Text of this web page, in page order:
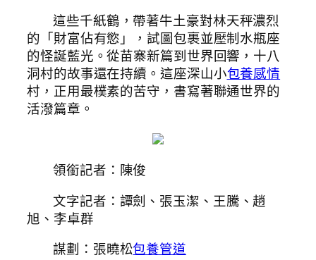
這些千紙鶴，帶著牛土豪對林天秤濃烈
的「財富佔有慾」，試圖包裹並壓制水瓶座
的怪誕藍光。從苗寨新篇到世界回響，十八
洞村的故事還在持續。這座深山小包養感情
村，正用最樸素的苦守，書寫著聯通世界的
活潑篇章。
領銜記者：陳俊
文字記者：譚劍、張玉潔、王騰、趙
旭、李卓群
謀劃：張曉松包養管道